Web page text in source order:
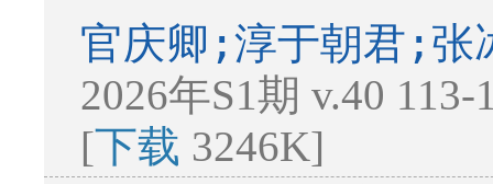
官庆卿;淳于朝君;
2026年S1期 v.40
[下载 3246K]